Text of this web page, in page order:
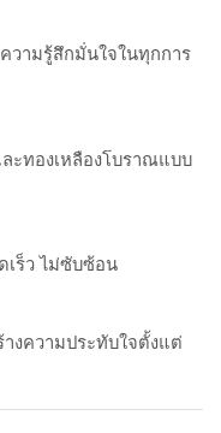
วามรู้สึกมั่นใจในทุกการ
ละทองเหลืองโบราณแบบ
เร็ว ไม่ซับซ้อน
งความประทับใจตั้งแต่